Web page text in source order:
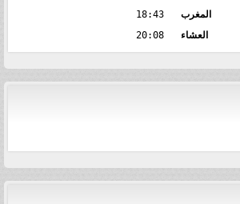
المغرب
18:43
العشاء
20:08